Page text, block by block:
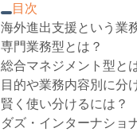
目次
海外進出支援という業
専門業務型とは？
総合マネジメント型と
目的や業務内容別に分
賢く使い分けるには？
ダズ・インターナショ